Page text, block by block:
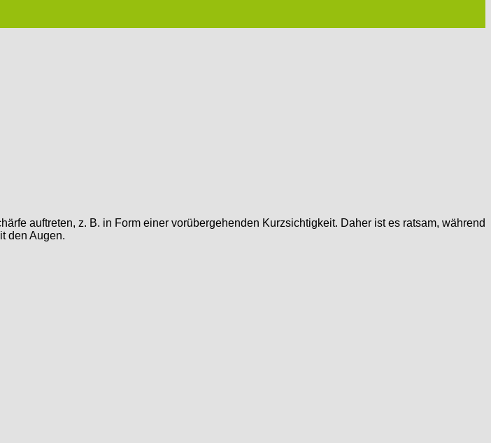
auftreten, z. B. in Form einer vorübergehenden Kurzsichtigkeit. Daher ist es ratsam, während
den Augen.